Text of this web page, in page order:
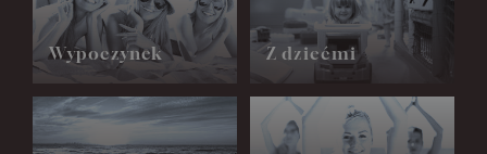
Wypoczynek Z dziećmi